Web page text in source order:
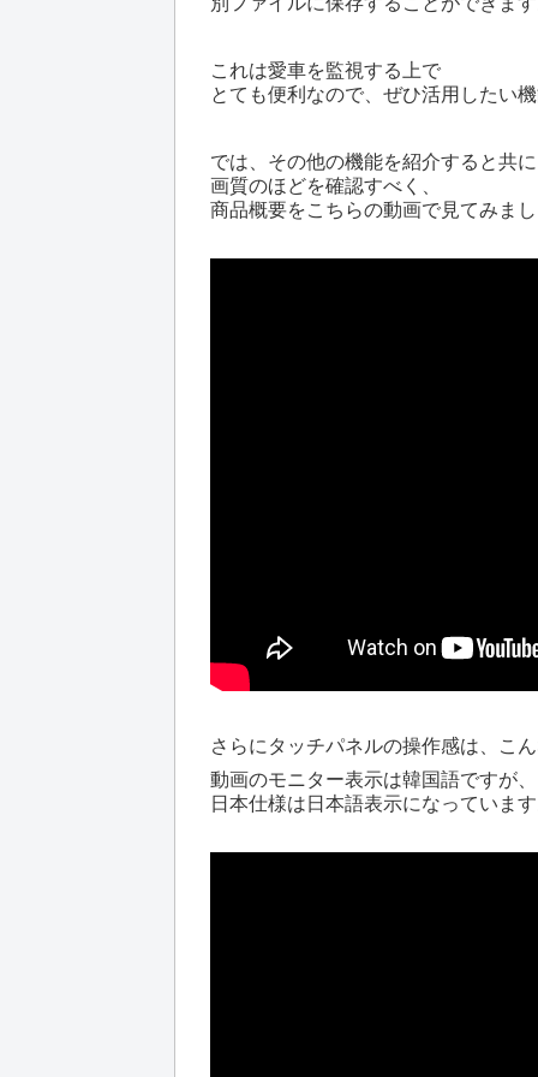
これは愛車を監視する上で
とても便利なので、ぜひ活用したい機
では、その他の機能を紹介すると共に
画質のほどを確認すべく、
商品概要をこちらの動画で見てみまし
さらにタッチパネルの操作感は、こん
動画のモニター表示は韓国語ですが、
日本仕様は日本語表示になっています